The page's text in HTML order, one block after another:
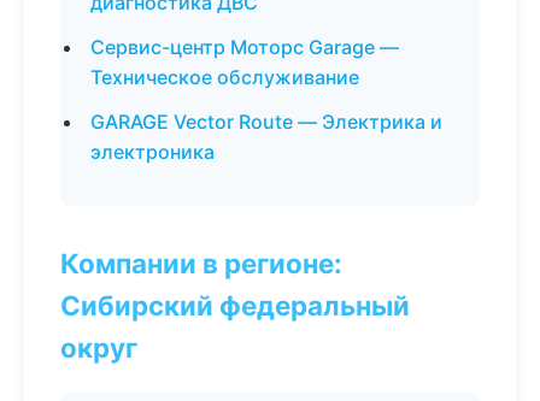
Сервис-центр Моторс Garage —
Техническое обслуживание
GARAGE Vector Route — Электрика и
электроника
Компании в регионе:
Сибирский федеральный
округ